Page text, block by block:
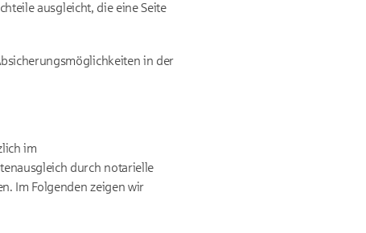
ausgleicht, die eine Seite
in der
im
durch notarielle
Im Folgenden zeigen wir